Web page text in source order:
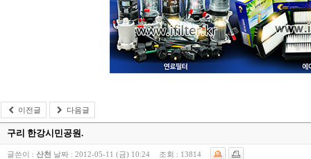
이전글 다음글
구리 한강시민공원.
글쓴이 : 산천 날짜 : 2012-05-11 (금) 10:24 조회 : 13814